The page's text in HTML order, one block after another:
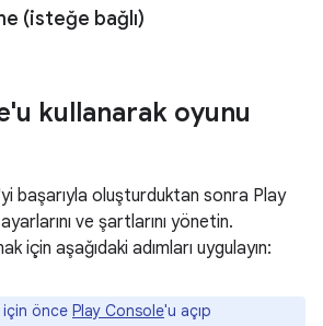
(isteğe bağlı)
kullanarak oyunu
başarıyla oluşturduktan sonra Play
ve şartlarını yönetin.
için aşağıdaki adımları uygulayın:
için önce Play Console'u açıp